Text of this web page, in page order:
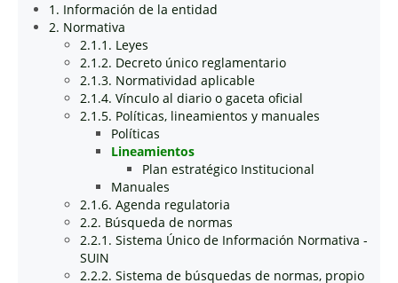
1. Información de la entidad
2. Normativa
2.1.1. Leyes
2.1.2. Decreto único reglamentario
2.1.3. Normatividad aplicable
2.1.4. Vínculo al diario o gaceta oficial
2.1.5. Políticas, lineamientos y manuales
Políticas
Lineamientos
Plan estratégico Institucional
Manuales
2.1.6. Agenda regulatoria
2.2. Búsqueda de normas
2.2.1. Sistema Único de Información Normativa -
SUIN
2.2.2. Sistema de búsquedas de normas, propio